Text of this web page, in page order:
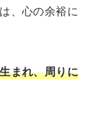
、心の余裕に
まれ、周りに